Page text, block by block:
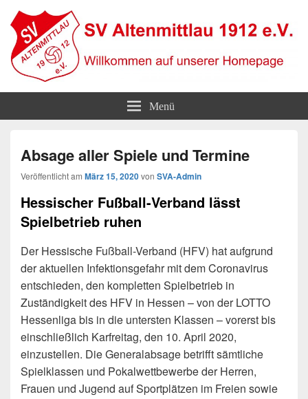
SV Altenmittlau 1912
Menü
Absage aller Spiele und Termine
Veröffentlicht am März 15, 2020von SVA-Admin
Hessischer Fußball-Verband lässt
Spielbetrieb ruhen
Der Hessische Fußball-Verband (HFV) hat aufgrund
der aktuellen Infektionsgefahr mit dem Coronavirus
entschieden, den kompletten Spielbetrieb in
Zuständigkeit des HFV in Hessen – von der LOTTO
Hessenliga bis in die untersten Klassen – vorerst bis
einschließlich Karfreitag, den 10. April 2020,
einzustellen. Die Generalabsage betrifft sämtliche
Spielklassen und Pokalwettbewerbe der Herren,
Frauen und Jugend auf Sportplätzen im Freien sowie